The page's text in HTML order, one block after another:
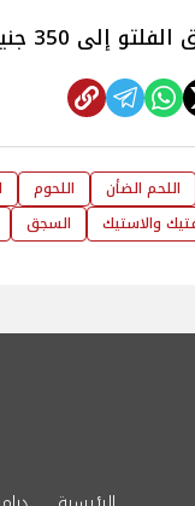
إلى 350 جنيها.
اللحم الضأن اللحوم
والاستيك السجق